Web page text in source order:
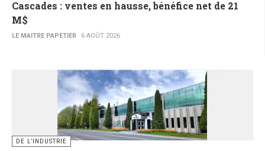
Cascades : ventes en hausse, bénéfice net de 21
M$
LE MAITRE PAPETIER 6 AOÛT 2026
DE L’INDUSTRIE